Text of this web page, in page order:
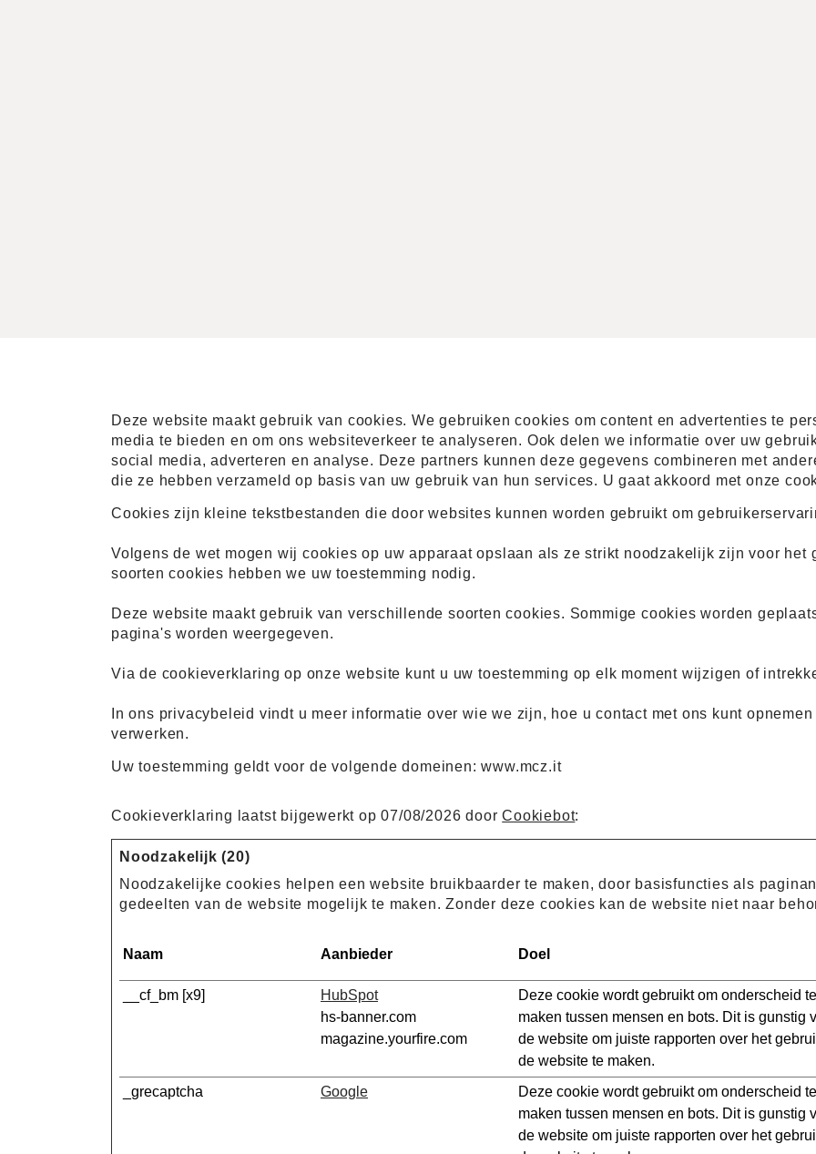
Deze website maakt gebruik van cookies. We gebruiken cookies om content en advertenties te
media te bieden en om ons websiteverkeer te analyseren. Ook delen we informatie over uw
social media, adverteren en analyse. Deze partners kunnen deze gegevens combineren met
die ze hebben verzameld op basis van uw gebruik van hun services. U gaat akkoord met onze
Cookies zijn kleine tekstbestanden die door websites kunnen worden gebruikt om
Volgens de wet mogen wij cookies op uw apparaat opslaan als ze strikt noodzakelijk zijn voor het
soorten cookies hebben we uw toestemming nodig.
Deze website maakt gebruik van verschillende soorten cookies. Sommige cookies worden
pagina's worden weergegeven.
Via de cookieverklaring op onze website kunt u uw toestemming op elk moment wijzigen of
In ons privacybeleid vindt u meer informatie over wie we zijn, hoe u contact met ons kunt
verwerken.
Uw toestemming geldt voor de volgende domeinen: www.mcz.it
Cookieverklaring laatst bijgewerkt op 07/08/2026 doorCookiebot:
Noodzakelijk (20)
Noodzakelijke cookies helpen een website bruikbaarder te maken, door basisfuncties als
gedeelten van de website mogelijk te maken. Zonder deze cookies kan de website niet naar
Naam Aanbieder Doel
__cf_bm [x9]
HubSpot
hs-banner.com
magazine.yourfire.com
Deze cookie wordt gebruikt om onderscheid te
maken tussen mensen en bots. Dit is gunstig
de website om juiste rapporten over het
de website te maken.
_grecaptcha
Google
Deze cookie wordt gebruikt om onderscheid te
maken tussen mensen en bots. Dit is gunstig
de website om juiste rapporten over het